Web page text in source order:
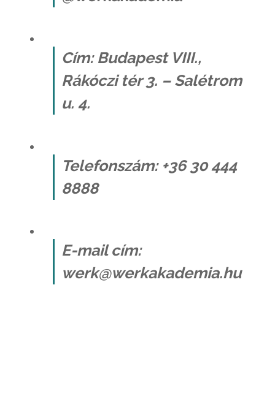
Cím: Budapest VIII.,
Rákóczi tér 3. – Salétrom
u. 4.
Telefonszám: +36 30 444
8888
E-mail cím:
werk@werkakademia.hu